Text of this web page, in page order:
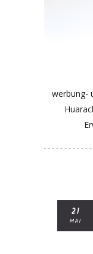
werbung-
21
MAI